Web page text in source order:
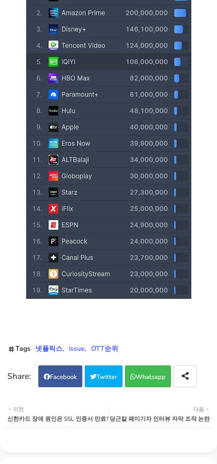
Tags 넷플릭스 issue OTT순위
Facebook Twitter Whatsapp
다음
당근칼 페미기자 인터뷰 자막 조작 논란
이전
신한카드 장애 원인은 SSL 인증서 만료?